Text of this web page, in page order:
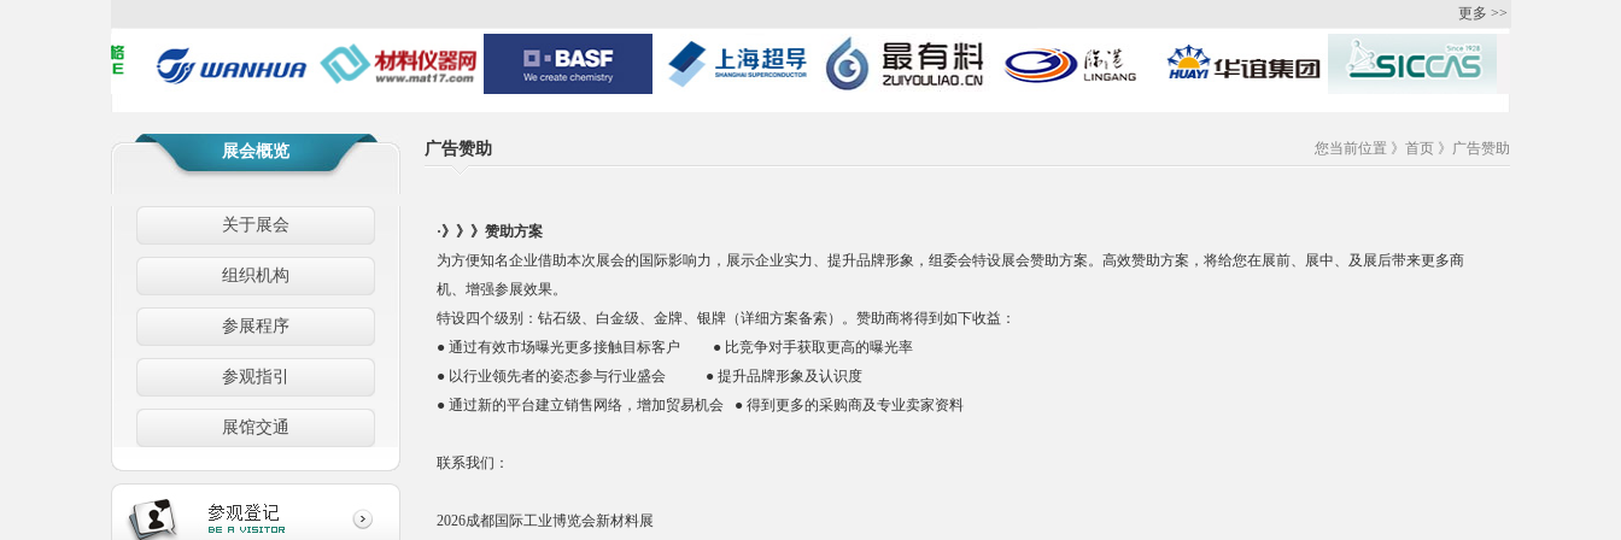
更多 >>
展会概览
关于展会
组织机构
参展程序
参观指引
展馆交通
广告赞助 您当前位置 》 首页 》广告赞助
·》》》赞助方案
为方便知名企业借助本次展会的国际影响力，展示企业实力、提升品牌形象，组委会特设展会赞助方案。高效赞助方案，将给您在展前、展中、及展后带来更多商
机、增强参展效果。
特设四个级别：钻石级、白金级、金牌、银牌（详细方案备索）。赞助商将得到如下收益：
● 通过有效市场曝光更多接触目标客户 ● 比竞争对手获取更高的曝光率
● 以行业领先者的姿态参与行业盛会 ● 提升品牌形象及认识度
● 通过新的平台建立销售网络，增加贸易机会 ● 得到更多的采购商及专业卖家资料
联系我们：
2026成都国际工业博览会新材料展